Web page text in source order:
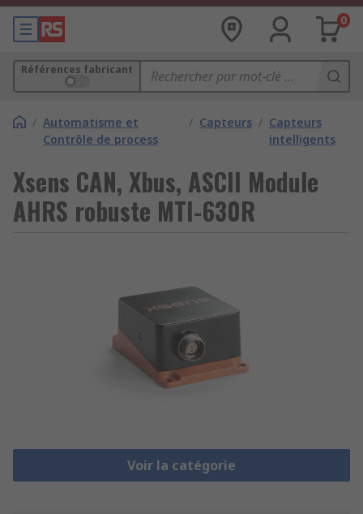
0
Références fabricant
/ Automatisme et
Contrôle de process
/ Capteurs / Capteurs
intelligents
Xsens CAN, Xbus, ASCII Module
AHRS robuste MTI-630R
Voir la catégorie